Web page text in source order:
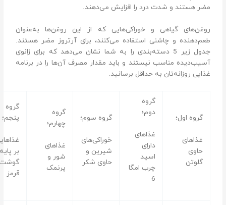
مضر هستند و شدت درد را افزایش می‌دهند.
روغن‌های گیاهی و خوراکی‌هایی که از این روغن‌ها به‌عنوان
طعم‌دهنده و چاشنی استفاده می‌کنند، برای آرتروز مضر هستند.
جدول زیر 5 دسته‌بندی را به شما نشان می‌دهد که برای زانوی
آسیب‌دیده مناسب نیستند و باید مقدار مصرف آن‌ها را در برنامه
غذایی روزانه‌تان به حداقل برسانید.
گروه اول؛
غذاهای
حاوی
گلوتن
گروه
دوم؛
غذاهای
دارای
اسید
چرب امگا
گروه سوم؛
خوراکی‌های
شیرین و
حاوی شکر
گروه
چهارم؛
غذاهای
شور و
پرنمک
گروه
پنجم؛
غذاهایی
بر پایه
گوشت
قرمز